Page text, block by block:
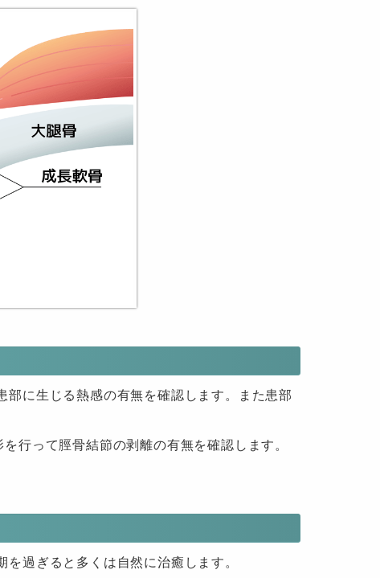
に生じる熱感の有無を確認します。また患部
行って脛骨結節の剥離の有無を確認します。
過ぎると多くは自然に治癒します。